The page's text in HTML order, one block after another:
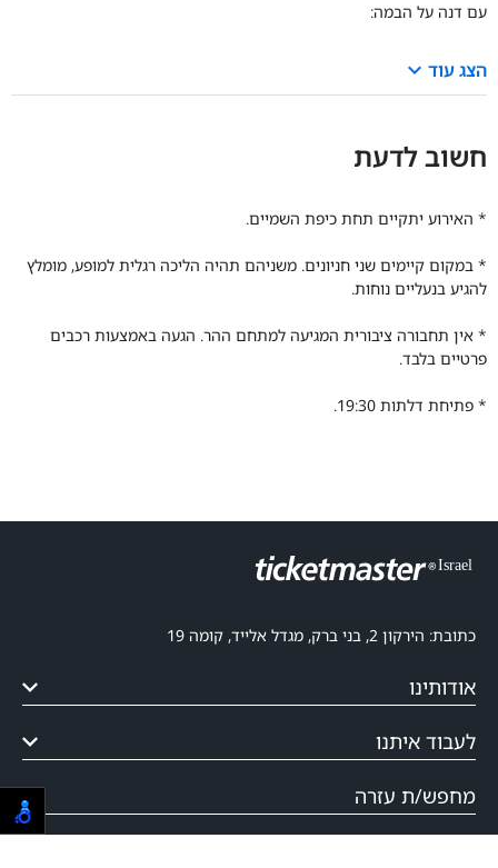
עם דנה על הבמה:
הצג עוד keyboard_arrow_down
חשוב לדעת
* האירוע יתקיים תחת כיפת השמיים.
* ב מקום קיימים שני חניונים. משניהם תהיה הליכה רגלית למופע, מומלץ
להגיע בנעליים נוחות.
* אין תחבורה ציבורית המגיעה למתחם ההר. הגעה באמצעות רכבים
פרטיים בלבד.
* פתיחת דלתות 19:30.
כתובת: הירקון 2, בני ברק, מגדל אלייד, קומה 19
אודותינו
לעבוד איתנו
מחפש/ת עזרה